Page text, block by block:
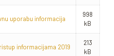
uporabu informacija
998
kB
informacijama 2019
213
kB